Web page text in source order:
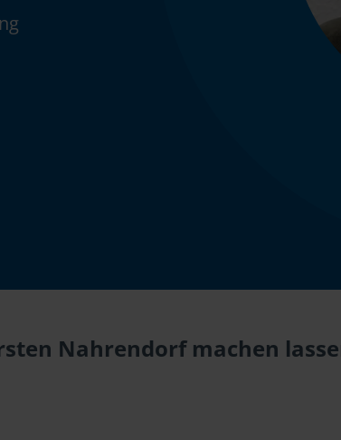
Nahrendorf machen